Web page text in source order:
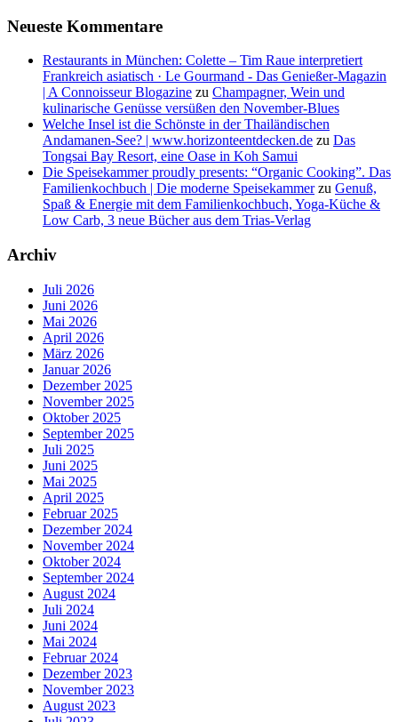
Neueste Kommentare
Restaurants in München: Colette – Tim Raue interpretiert
Frankreich asiatisch · Le Gourmand - Das Genießer-Magazin
| A Connoisseur Blogazine zu Champagner, Wein und
kulinarische Genüsse versüßen den November-Blues
Welche Insel ist die Schönste in der Thailändischen
Andamanen-See? | www.horizonteentdecken.de zu Das
Tongsai Bay Resort, eine Oase in Koh Samui
Die Speisekammer proudly presents: “Organic Cooking”. Das
Familienkochbuch | Die moderne Speisekammerzu Genuß,
Spaß & Energie mit dem Familienkochbuch, Yoga-Küche &
Low Carb, 3 neue Bücher aus dem Trias-Verlag
Archiv
Juli 2026
Juni 2026
Mai 2026
April 2026
März 2026
Januar 2026
Dezember 2025
November 2025
Oktober 2025
September 2025
Juli 2025
Juni 2025
Mai 2025
April 2025
Februar 2025
Dezember 2024
November 2024
Oktober 2024
September 2024
August 2024
Juli 2024
Juni 2024
Mai 2024
Februar 2024
Dezember 2023
November 2023
August 2023